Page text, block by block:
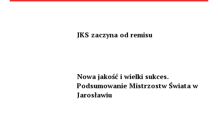
JKS zaczyna od remisu
Nowa jakość i wielki sukces.
Podsumowanie Mistrzostw Świata w
Jarosławiu